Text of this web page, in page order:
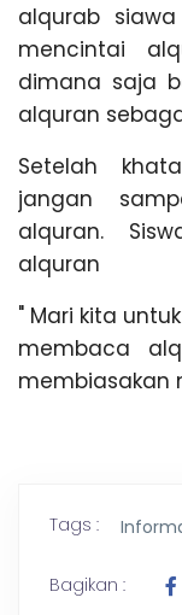
alqurab
mencintai
dimana saja
alquran
Setelah
jangan
alquran.
alquran
" Mari kita
membaca
membiasakan
Tags :
Bagikan :